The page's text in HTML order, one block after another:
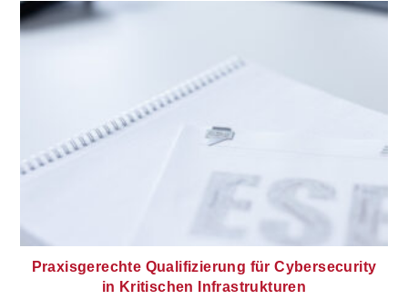
Praxisgerechte Qualifizierung für Cybersecurity
in Kritischen Infrastrukturen